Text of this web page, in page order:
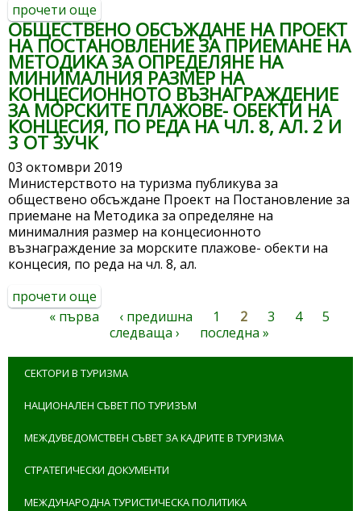
прочети още
на постановление на министерския
съвет за приемане на наредба за
изискванията към категоризираните
места за настаняване и заведенията за
хранене и развлечения, редът за
определяне на категория, както и
условията и редът за
ОБЩЕСТВЕНО ОБСЪЖДАНЕ НА ПРОЕКТ
НА ПОСТАНОВЛЕНИЕ ЗА ПРИЕМАНЕ НА
МЕТОДИКА ЗА ОПРЕДЕЛЯНЕ НА
МИНИМАЛНИЯ РАЗМЕР НА
КОНЦЕСИОННОТО ВЪЗНАГРАЖДЕНИЕ
ЗА МОРСКИТЕ ПЛАЖОВЕ- ОБЕКТИ НА
КОНЦЕСИЯ, ПО РЕДА НА ЧЛ. 8, АЛ. 2 И
3 ОТ ЗУЧК
03 октомври 2019
Министерството на туризма публикува за
обществено обсъждане Проект на Постановление за
приемане на Методика за определяне на
минималния размер на концесионното
възнаграждение за морските плажове- обекти на
концесия, по реда на чл. 8, ал.
прочети още
на постановление за приемане на
методика за определяне на минималния
размер на концесионното
възнаграждение за морските плажове-
обекти на концесия, по реда на чл. 8, ал.
Страници
« първа ‹ предишна 1 2 3 4
5
следваща ›
последна »
СЕКТОРИ В ТУРИЗМА
НАЦИОНАЛЕН СЪВЕТ ПО ТУРИЗЪМ
МЕЖДУВЕДОМСТВЕН СЪВЕТ ЗА КАДРИТЕ В ТУРИЗМА
СТРАТЕГИЧЕСКИ ДОКУМЕНТИ
МЕЖДУНАРОДНА ТУРИСТИЧЕСКА ПОЛИТИКА